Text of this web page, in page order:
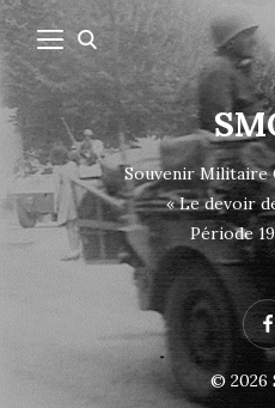
Souvenir Militaire
« Le devoir
Période
© 2026